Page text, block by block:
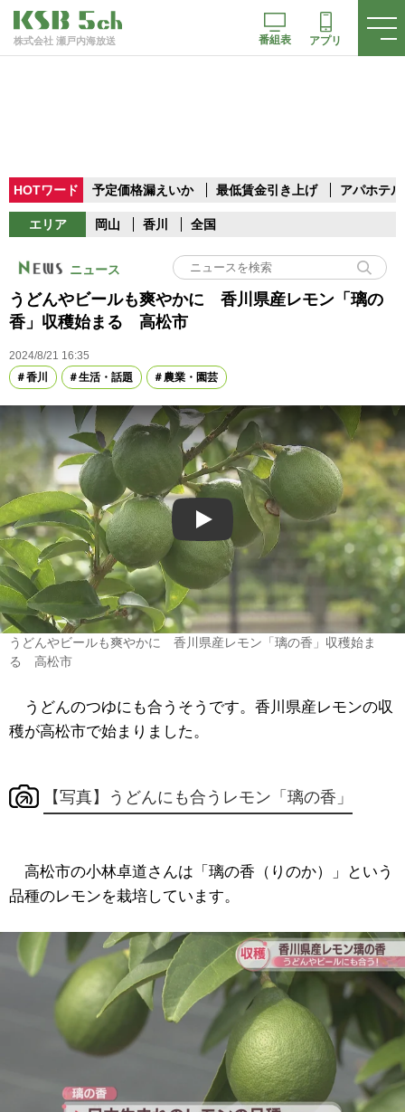
株式会社 瀬戸内海放送 番組表 アプリ
HOTワード 予定価格漏えいか 最低賃金引き上げ アパホテル
エリア 岡山 香川 全国
ニュース
うどんやビールも爽やかに 香川県産レモン「璃の
香」収穫始まる 高松市
2024/8/21 16:35
香川
生活・話題 農業・園芸
Play
うどんやビールも爽やかに 香川県産レモン「璃の香」収穫始ま
る 高松市
うどんのつゆにも合うそうです。香川県産レモンの収
穫が高松市で始まりました。
【写真】うどんにも合うレモン「璃の香」
高松市の小林卓道さんは「璃の香（りのか）」という
品種のレモンを栽培しています。